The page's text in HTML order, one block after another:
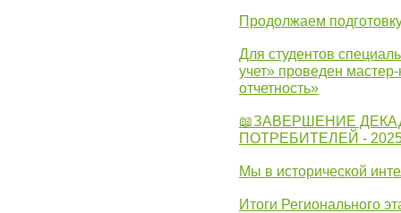
Продолжаем
Для студентов
учет» проведен
отчетность»
📖ЗАВЕРШЕНИЕ
ПОТРЕБИТЕЛЕЙ -
Мы в исторической
Итоги Регионального